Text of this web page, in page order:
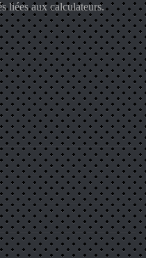
liées aux calculateurs.